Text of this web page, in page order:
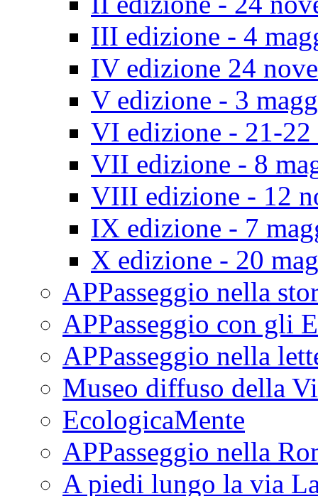
III edizione - 4
IV edizione 24
V edizione - 3
VI edizione - 21-22
VII edizione - 8
VIII edizione - 12
IX edizione - 7
X edizione - 20
APPasseggio nella
APPasseggio con gli
APPasseggio nella
Museo diffuso della
EcologicaMente
APPasseggio nella
A piedi lungo la via